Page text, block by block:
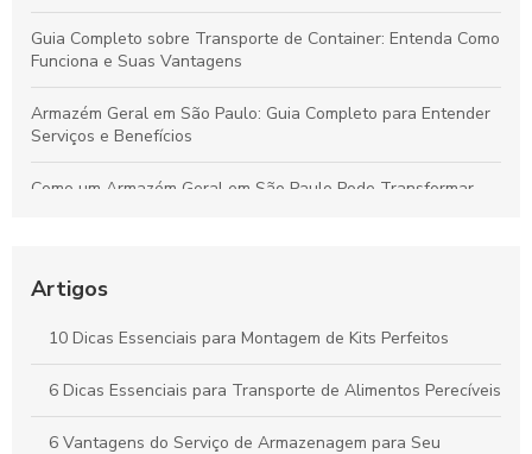
Guia Completo sobre Transporte de Container: Entenda Como
Funciona e Suas Vantagens
Armazém Geral em São Paulo: Guia Completo para Entender
Serviços e Benefícios
Como um Armazém Geral em São Paulo Pode Transformar
Perecíveis: Tudo que Você Deve Conhecer
Por que a Montagem Profissional de Kits é Essencial para
Durabilidade e Eficiência dos Seus Produtos
Vantagens do Transporte de Carga Dedicada para Otimizar
Seu Negócio
Artigos
10 Dicas Essenciais para Montagem de Kits Perfeitos
6 Dicas Essenciais para Transporte de Alimentos Perecíveis
6 Vantagens do Serviço de Armazenagem para Seu